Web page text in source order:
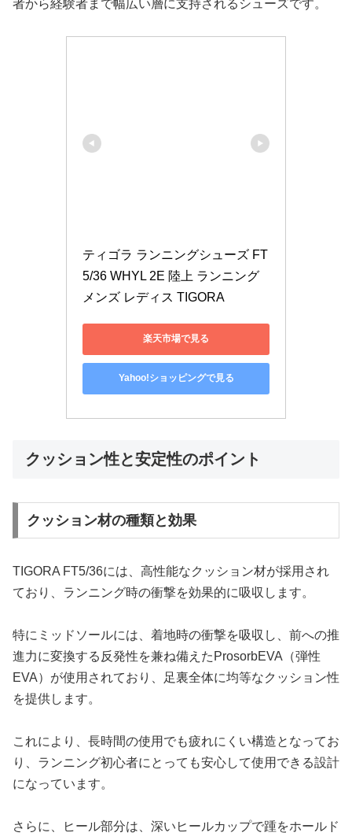
者から経験者まで幅広い層に支持されるシューズです。
ティゴラ ランニングシューズ FT
5/36 WHYL 2E 陸上 ランニング
メンズ レディス TIGORA
楽天市場で見る
Yahoo!ショッピングで見る
クッション性と安定性のポイント
クッション材の種類と効果
TIGORA FT5/36には、高性能なクッション材が採用され
ており、ランニング時の衝撃を効果的に吸収します。
特にミッドソールには、着地時の衝撃を吸収し、前への推
進力に変換する反発性を兼ね備えたProsorbEVA（弾性
EVA）が使用されており、足裏全体に均等なクッション性
を提供します。
これにより、長時間の使用でも疲れにくい構造となってお
り、ランニング初心者にとっても安心して使用できる設計
になっています。
さらに、ヒール部分は、深いヒールカップで踵をホールド